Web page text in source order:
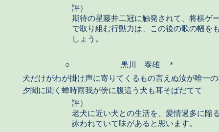
評）
期待の星藤井二冠に触発されて、将棋ゲ
で取り組む行動力は、この後の歌の幅を
しょう。
○
黒川 泰雄 ＊
犬だけがわが掛け声に寄りてくるもの言えぬ汝が唯一
夕闇に聞く蝉時雨我が傍に腹這う犬も耳そばだてて
評）
老犬に近い犬との生活を、愛情過多に陥
詠われていて味があると思います。